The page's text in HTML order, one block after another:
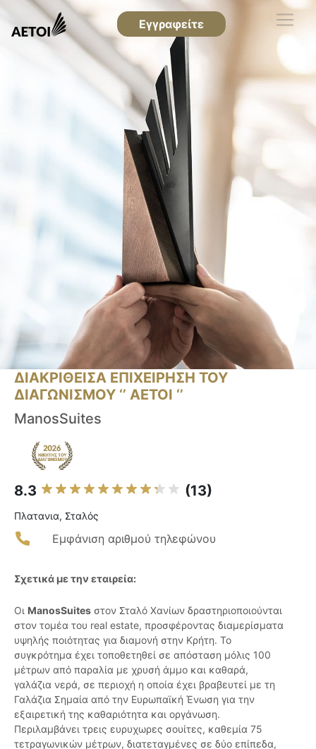
Εγγραφείτε
ΔΙΑΚΡΙΘΕΙΣΑ ΕΠΙΧΕΙΡΗΣΗ ΤΟΥ
ΔΙΑΓΩΝΙΣΜΟΥ ‘’ ΑΕΤΟΙ ‘’
ManosSuites
8.3 (13)
Πλατανια, Σταλός
Εμφάνιση αριθμού τηλεφώνου
Σχετικά με την εταιρεία:
Οι ManosSuites στον Σταλό Χανίων δραστηριοποιούνται
στον τομέα του real estate, προσφέροντας διαμερίσματα
υψηλής ποιότητας για διαμονή στην Κρήτη. Το
συγκρότημα έχει τοποθετηθεί σε απόσταση μόλις 100
μέτρων από παραλία με χρυσή άμμο και καθαρά,
γαλάζια νερά, σε περιοχή η οποία έχει βραβευτεί με τη
Γαλάζια Σημαία από την Ευρωπαϊκή Ένωση για την
εξαιρετική της καθαριότητα και οργάνωση.
Περιλαμβάνει τρεις ευρυχωρες σουίτες, καθεμία 75
τετραγωνικών μέτρων, διατεταγμένες σε δύο επίπεδα,